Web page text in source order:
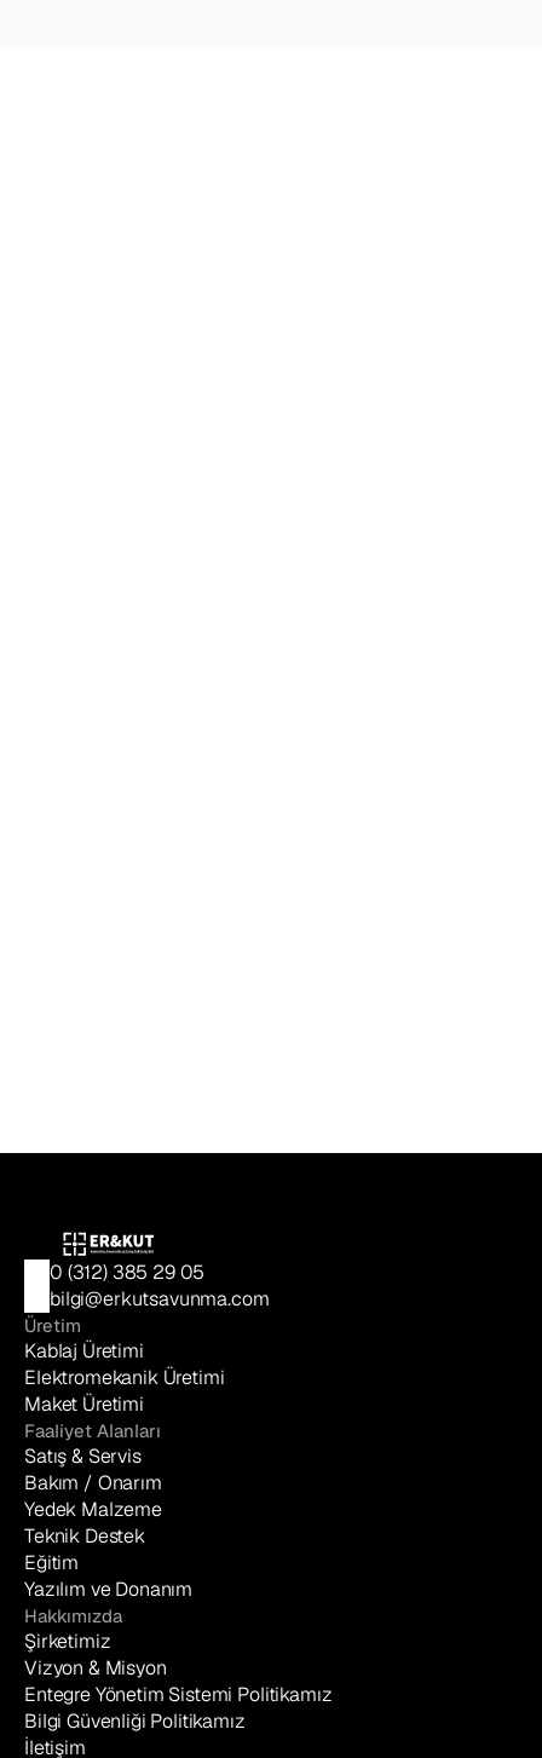
0 (312) 385 29 05
bilgi@erkutsavunma.com
Üretim
Kablaj Üretimi
Elektromekanik Üretimi
Maket Üretimi
Faaliyet Alanları
Satış & Servis
Bakım / Onarım
Yedek Malzeme
Teknik Destek
Eğitim
Yazılım ve Donanım
Hakkımızda
Şirketimiz
Vizyon & Misyon
Entegre Yönetim Sistemi Politikamız
Bilgi Güvenliği Politikamız
İletişim